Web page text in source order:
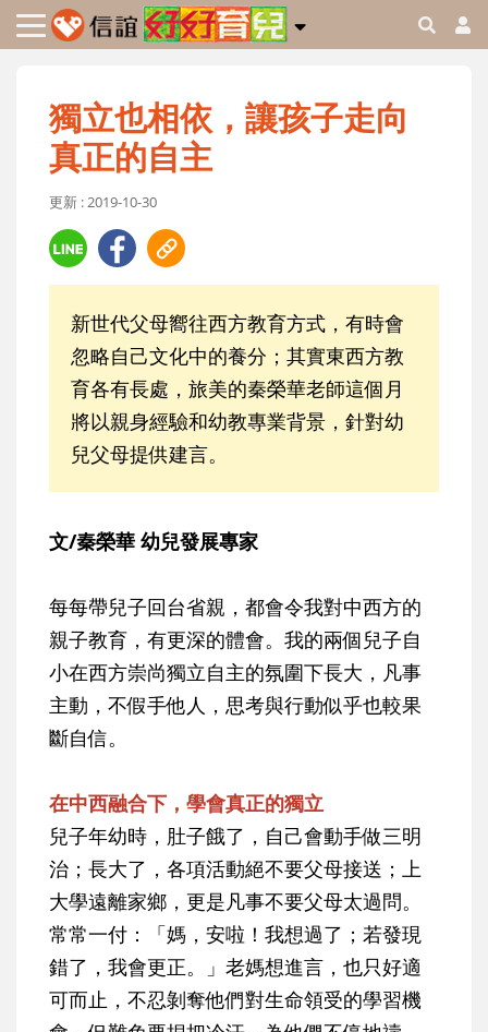
獨立也相依，讓孩子走向
真正的自主
更新 : 2019-10-30
新世代父母嚮往西方教育方式，有時會
忽略自己文化中的養分；其實東西方教
育各有長處，旅美的秦榮華老師這個月
將以親身經驗和幼教專業背景，針對幼
兒父母提供建言。
文/秦榮華 幼兒發展專家
每每帶兒子回台省親，都會令我對中西方的
親子教育，有更深的體會。我的兩個兒子自
小在西方崇尚獨立自主的氛圍下長大，凡事
主動，不假手他人，思考與行動似乎也較果
斷自信。
在中西融合下，學會真正的獨立
兒子年幼時，肚子餓了，自己會動手做三明
治；長大了，各項活動絕不要父母接送；上
大學遠離家鄉，更是凡事不要父母太過問。
常常一付：「媽，安啦！我想過了；若發現
錯了，我會更正。」老媽想進言，也只好適
可而止，不忍剝奪他們對生命領受的學習機